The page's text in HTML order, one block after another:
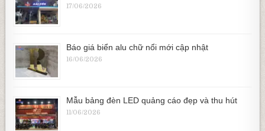
17/06/2026
Báo giá biển alu chữ nổi mới cập nhật
16/06/2026
Mẫu bảng đèn LED quảng cáo đẹp và thu hút
11/06/2026